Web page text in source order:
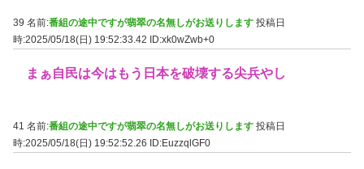
39 名前:番組の途中ですが翡翠の名無しがお送りします 投稿日
時:2025/05/18(日) 19:52:33.42 ID:xk0wZwb+0
まぁ自民は今はもう日本を破壊する尖兵やし
41 名前:番組の途中ですが翡翠の名無しがお送りします 投稿日
時:2025/05/18(日) 19:52:52.26
ID:EuzzqlGF0